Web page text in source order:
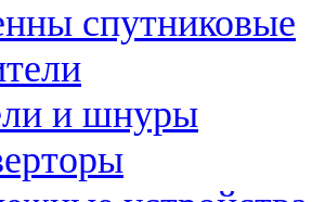
спутниковые
и шнуры